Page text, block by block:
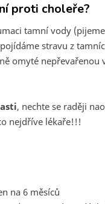
proti choleře?
tamní vody
stravu z
omyté nepřevařenou
, nechte se raději
nejdříve lékaře!!!
na 6 měsíců